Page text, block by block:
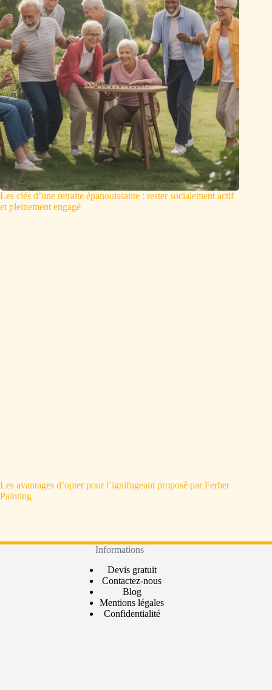
Les clés d’une retraite épanouissante : rester socialement actif
et pleinement engagé
Les avantages d’opter pour l’ignifugeant proposé par Ferber
Painting
Informations
Devis gratuit
Contactez-nous
Blog
Mentions légales
Confidentialité